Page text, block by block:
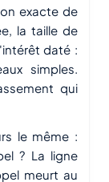
exacte de
la taille de
daté :
simples.
qui
le même :
? La ligne
meurt au